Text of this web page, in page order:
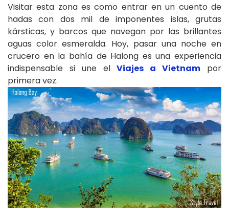
Visitar esta zona es como entrar en un cuento de
hadas con dos mil de imponentes islas, grutas
kársticas, y barcos que navegan por las brillantes
aguas color esmeralda. Hoy, pasar una noche en
crucero en la bahía de Halong es una experiencia
indispensable si une elViajes a Vietnam por
primera vez.